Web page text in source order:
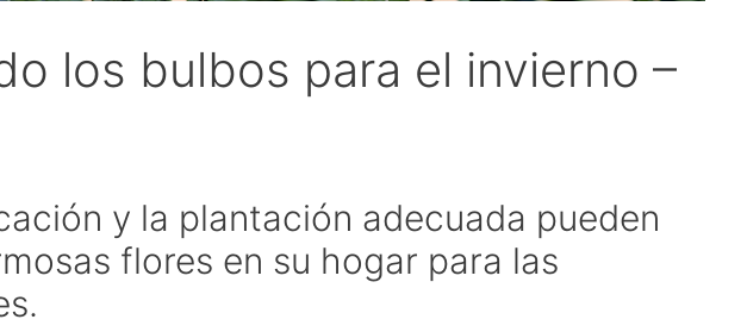
los bulbos para el invierno –
y la plantación adecuada pueden
flores en su hogar para las